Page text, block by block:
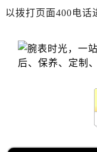
以拨打页面400电话